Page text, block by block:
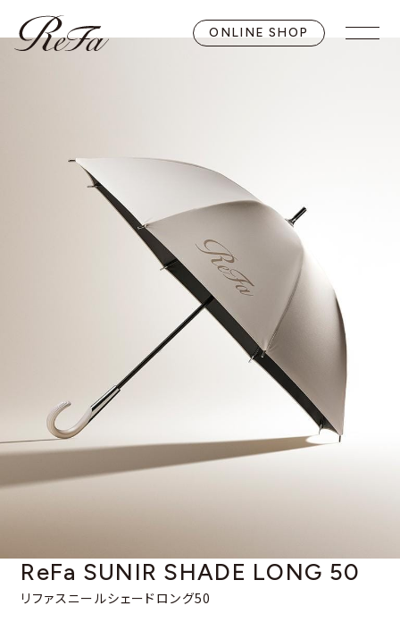
ONLINE SHOP
ReFa SUNIR SHADE LONG 50
リファスニールシェードロング50